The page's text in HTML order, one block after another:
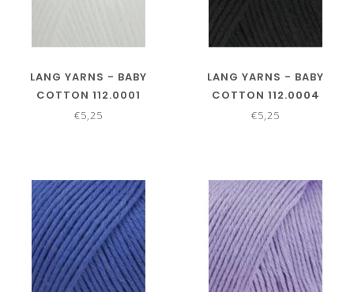
LANG YARNS - BABY
COTTON 112.0001
€5,25
LANG YARNS - BABY
COTTON 112.0004
€5,25